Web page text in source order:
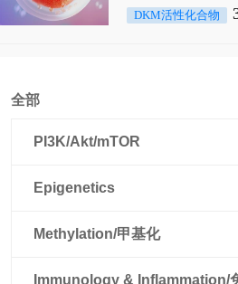
是全长
DKM活性化合物
全部
PI3K/Akt/mTOR
Epigenetics
Methylation/甲基化
Immunology & Inflammation/